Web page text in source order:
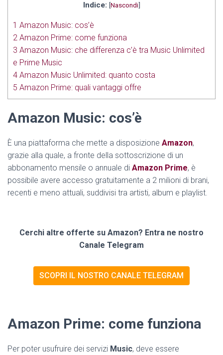
Indice: [Nascondi]
1 Amazon Music: cos’è
2 Amazon Prime: come funziona
3 Amazon Music: che differenza c’è tra Music Unlimited
e Prime Music
4 Amazon Music Unlimited: quanto costa
5 Amazon Prime: quali vantaggi offre
Amazon Music: cos’è
È una piattaforma che mette a disposizione Amazon,
grazie alla quale, a fronte della sottoscrizione di un
abbonamento mensile o annuale di Amazon Prime, è
possibile avere accesso gratuitamente a 2 milioni di brani,
recenti e meno attuali, suddivisi tra artisti, album e playlist.
Cerchi altre offerte su Amazon? Entra ne nostro
Canale Telegram
SCOPRI IL NOSTRO CANALE TELEGRAM
Amazon Prime: come funziona
Per poter usufruire dei servizi Music, deve essere